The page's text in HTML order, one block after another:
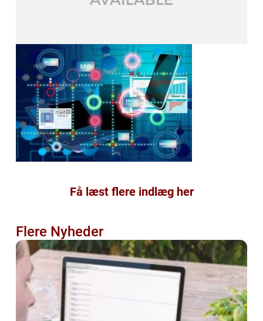
Få læst flere indlæg her
Flere Nyheder